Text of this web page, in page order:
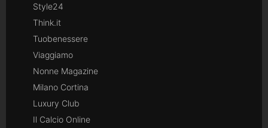
Style24
Think.it
Tuobenessere
Viaggiamo
Nonne Magazine
Milano Cortina
Luxury Club
Il Calcio Online